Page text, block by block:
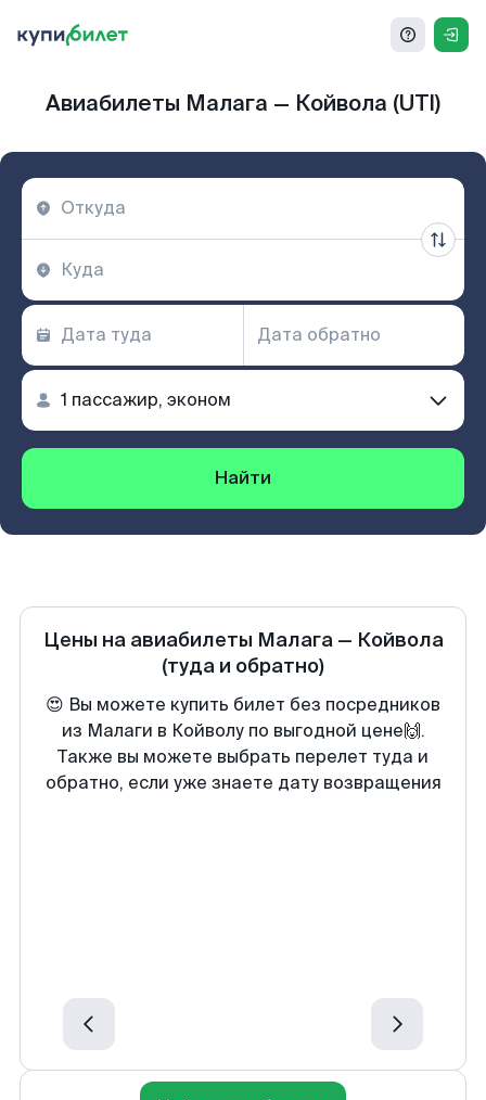
Авиабилеты Малага — Койвола (UTI)
Найти
Цены на авиабилеты Малага— Койвола
(туда и обратно)
😍 Вы можете купить билет без посредников
из Малаги в Койволу по выгодной цене🙌.
Также вы можете выбрать перелет туда и
обратно, если уже знаете дату возвращения